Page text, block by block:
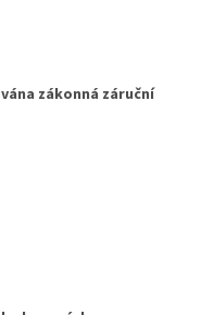
zákonná záruční